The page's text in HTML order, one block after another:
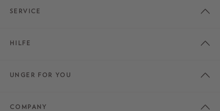
SERVICE
HILFE
UNGER FOR YOU
COMPANY